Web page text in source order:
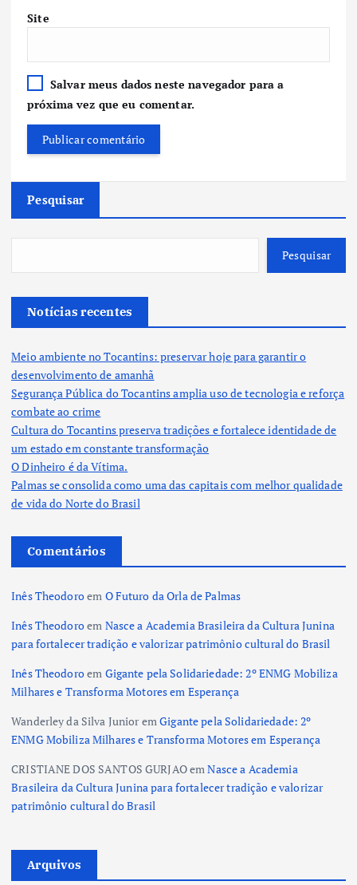
Site
Salvar meus dados neste navegador para a
próxima vez que eu comentar.
Pesquisar
Pesquisar
Notícias recentes
Meio ambiente no Tocantins: preservar hoje para garantir o
desenvolvimento de amanhã
Segurança Pública do Tocantins amplia uso de tecnologia e reforça
combate ao crime
Cultura do Tocantins preserva tradições e fortalece identidade de
um estado em constante transformação
O Dinheiro é da Vítima.
Palmas se consolida como uma das capitais com melhor qualidade
de vida do Norte do Brasil
Comentários
Inês Theodoroem O Futuro da Orla de Palmas
Inês Theodoroem Nasce a Academia Brasileira da Cultura Junina
para fortalecer tradição e valorizar patrimônio cultural do Brasil
Inês Theodoroem Gigante pela Solidariedade: 2º ENMG Mobiliza
Milhares e Transforma Motores em Esperança
Wanderley da Silva JunioremGigante pela Solidariedade: 2º
ENMG Mobiliza Milhares e Transforma Motores em Esperança
CRISTIANE DOS SANTOS GURJAOemNasce a Academia
Brasileira da Cultura Junina para fortalecer tradição e valorizar
patrimônio cultural do Brasil
Arquivos